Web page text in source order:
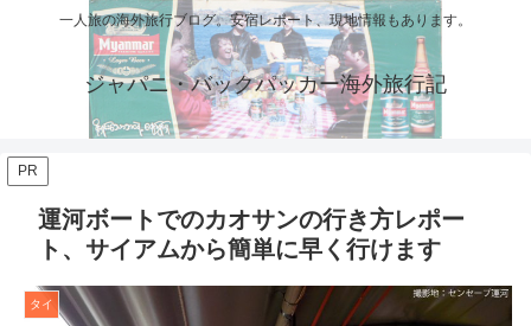
一人旅の海外旅行ブログ。安宿レポート、現地情報もあります。
ジャパニ・バックパッカー海外旅行記
PR
運河ボートでのカオサンの行き方レポー
ト、サイアムから簡単に早く行けます
タイ